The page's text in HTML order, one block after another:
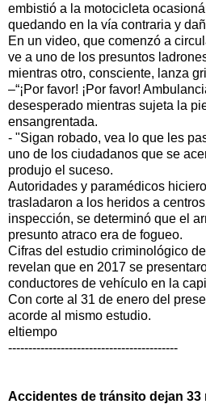
embistió a la motocicleta
quedando en la vía contraria y
En un video, que comenzó a
ve a uno de los presuntos
mientras otro, consciente, lanza
–“¡Por favor! ¡Por favor!
desesperado mientras sujeta la
ensangrentada.
- "Sigan robado, vea lo que les
uno de los ciudadanos que se
produjo el suceso.
Autoridades y paramédicos
trasladaron a los heridos a
inspección, se determinó que el
presunto atraco era de fogueo.
Cifras del estudio criminológico
revelan que en 2017 se
conductores de vehículo en la
Con corte al 31 de enero del
acorde al mismo estudio.
eltiempo
------------------------------------------
Accidentes de tránsito dejan